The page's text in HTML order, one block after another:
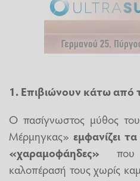
1. Επιβιώνουν κάτω από
Ο πασίγνωστος μύθος του
Μέρμηγκας» εμφανίζει
«χαραμοφάηδες»
καλοπέρασή τους χωρίς